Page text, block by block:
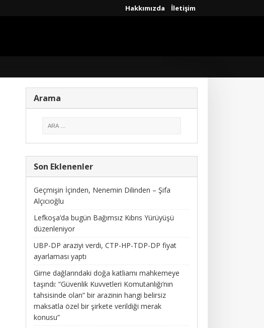
Hakkımızda İletişim
Arama
Son Eklenenler
Geçmişin İçinden, Nenemin Dilinden – Şifa
Alçıcıoğlu
Lefkoşa’da bugün Bağımsız Kıbrıs Yürüyüşü
düzenleniyor
UBP-DP araziyi verdi, CTP-HP-TDP-DP fiyat
ayarlaması yaptı
Girne dağlarındaki doğa katliamı mahkemeye
taşındı: “Güvenlik Kuvvetleri Komutanlığı’nın
tahsisinde olan” bir arazinin hangi belirsiz
maksatla özel bir şirkete verildiği merak
konusu”